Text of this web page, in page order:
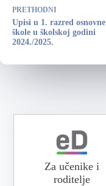
PRETHODNI
Upisi u 1. razred osnovne
škole u školskoj godini
2024./2025.
Za učenike i
roditelje